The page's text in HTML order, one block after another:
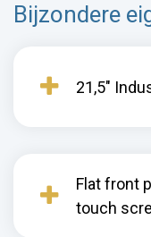
Bijzondere
21,5"
Flat front
touch